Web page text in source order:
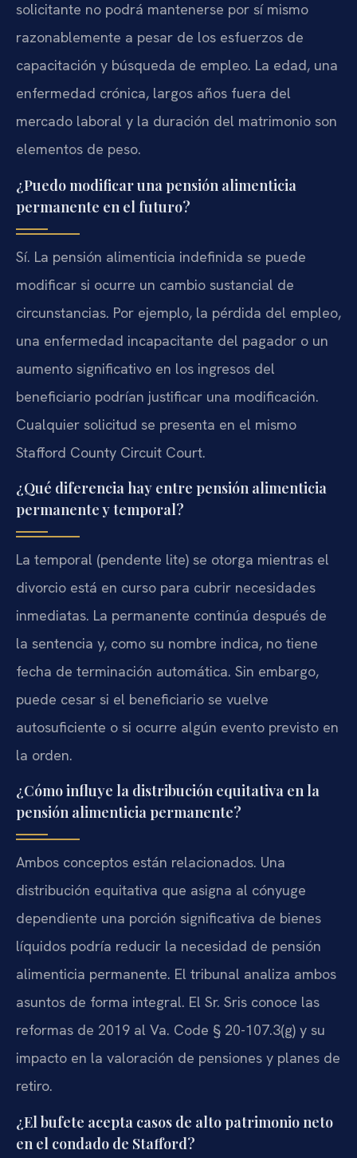
solicitante no podrá mantenerse por sí mismo
razonablemente a pesar de los esfuerzos de
capacitación y búsqueda de empleo. La edad, una
enfermedad crónica, largos años fuera del
mercado laboral y la duración del matrimonio son
elementos de peso.
¿Puedo modificar una pensión alimenticia
permanente en el futuro?
Sí. La pensión alimenticia indefinida se puede
modificar si ocurre un cambio sustancial de
circunstancias. Por ejemplo, la pérdida del empleo,
una enfermedad incapacitante del pagador o un
aumento significativo en los ingresos del
beneficiario podrían justificar una modificación.
Cualquier solicitud se presenta en el mismo
Stafford County Circuit Court.
¿Qué diferencia hay entre pensión alimenticia
permanente y temporal?
La temporal (pendente lite) se otorga mientras el
divorcio está en curso para cubrir necesidades
inmediatas. La permanente continúa después de
la sentencia y, como su nombre indica, no tiene
fecha de terminación automática. Sin embargo,
puede cesar si el beneficiario se vuelve
autosuficiente o si ocurre algún evento previsto en
la orden.
¿Cómo influye la distribución equitativa en la
pensión alimenticia permanente?
Ambos conceptos están relacionados. Una
distribución equitativa que asigna al cónyuge
dependiente una porción significativa de bienes
líquidos podría reducir la necesidad de pensión
alimenticia permanente. El tribunal analiza ambos
asuntos de forma integral. El Sr. Sris conoce las
reformas de 2019 al Va. Code § 20-107.3(g) y su
impacto en la valoración de pensiones y planes de
retiro.
¿El bufete acepta casos de alto patrimonio neto
en el condado de Stafford?